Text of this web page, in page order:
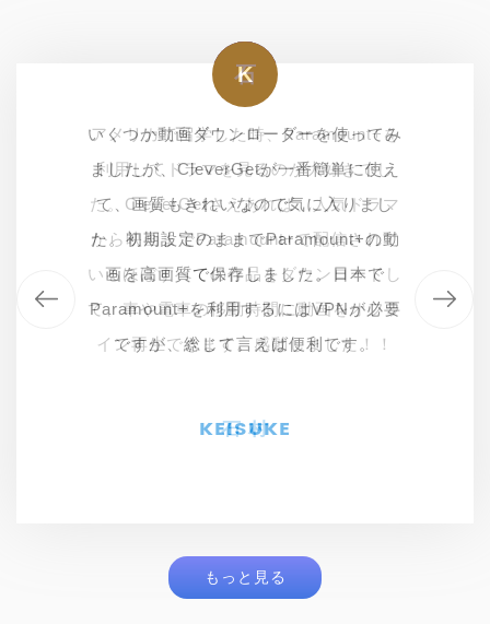
石
アメリカで留学した時、Paramount+を
利用してドラマを見るのが大好きでし
た。CleverGetさえあれば、人気ドラマ
から映画までParamount+で配信されて
いるほぼすべての作品をダウンロードし
て、車や電車の移動時間に動画をオフラ
イン再生できます。感動しました！！
石 村
ミ
最近海外ストリーミングサービスの
Paramount+に夢中になって、毎日
iCarly、Halo The Seriesなどの海外ド
ラマを見ています。外出先でも観たいで
すので、何かParamount+から動画をダ
ウンロードできるツールがあるかなー？
と探してみたら、こちらのツールを発
K
いくつか動画ダウンローダーを使ってみ
ましたが、CleverGetが一番簡単に使え
て、画質もきれいなので気に入りまし
た。初期設定のままでParamount+の動
画を高画質で保存しました。日本で
Paramount+を利用するにはVPNが必要
ですが、総じて言えば便利です。
KEISUKE
石
アメリカで留学した時、Paramount+を
利用してドラマを見るのが大好きでし
た。CleverGetさえあれば、人気ドラマ
から映画までParamount+で配信されて
いるほぼすべての作品をダウンロードし
て、車や電車の移動時間に動画をオフラ
イン再生できます。感動しました！！
石 村
もっと見る